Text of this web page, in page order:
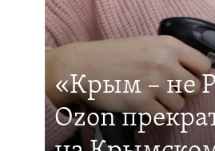
«Крым – не
Ozon